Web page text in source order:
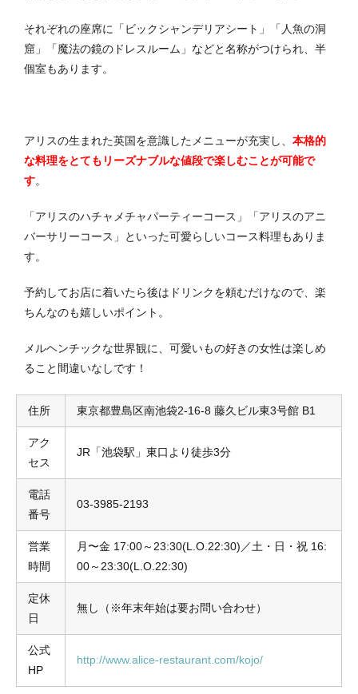
それぞれの座席に「ビックシャンデリアシート」「人魚の洞
窟」「魔法の鏡のドレスルーム」などと名称がつけられ、半
個室もあります。
アリスの生まれた英国を意識したメニューが充実し、 本格的
な料理をとてもリーズナブルな値段で楽しむことが可能で
す。
「アリスのハチャメチャパーティーコース」「アリスのアニ
バーサリーコース」といった可愛らしいコース料理もありま
す。
予約してお店に着いたら後はドリンクを頼むだけなので、楽
ちんなのも嬉しいポイント。
メルヘンチックな世界観に、可愛いもの好きの女性は楽しめ
ること間違いなしです！
住所 東京都豊島区南池袋2-16-8 藤久ビル東3号館 B1
アク
セス
JR「池袋駅」東口より徒歩3分
電話
番号
03-3985-2193
営業
時間
月〜金 17:00～23:30(L.O.22:30)／土・日・祝 16:
00～23:30(L.O.22:30)
定休
日
無し（※年末年始は要お問い合わせ）
公式
HP
http://www.alice-restaurant.com/kojo/